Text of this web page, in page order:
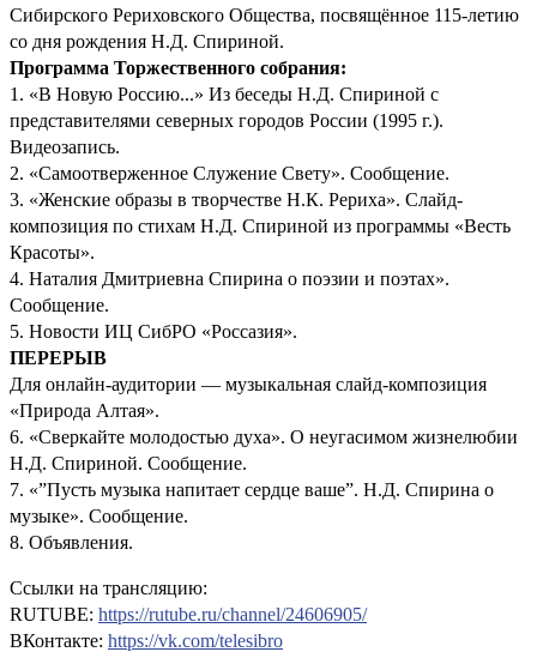
Сибирского Рериховского Общества, посвящённое 115-летию
со дня рождения Н.Д. Спириной.
Программа Торжественного собрания:
1. «В Новую Россию...» Из беседы Н.Д. Спириной с
представителями северных городов России (1995 г.).
Видеозапись.
2. «Самоотверженное Служение Свету». Сообщение.
3. «Женские образы в творчестве Н.К. Рериха». Слайд-
композиция по стихам Н.Д. Спириной из программы «Весть
Красоты».
4. Наталия Дмитриевна Спирина о поэзии и поэтах».
Сообщение.
5. Новости ИЦ СибРО «Россазия».
ПЕРЕРЫВ
Для онлайн-аудитории — музыкальная слайд-композиция
«Природа Алтая».
6. «Сверкайте молодостью духа». О неугасимом жизнелюбии
Н.Д. Спириной. Сообщение.
7. «”Пусть музыка напитает сердце ваше”. Н.Д. Спирина о
музыке». Сообщение.
8. Объявления.
Ссылки на трансляцию:
RUTUBE: https://rutube.ru/channel/24606905/
ВКонтакте: https://vk.com/telesibro